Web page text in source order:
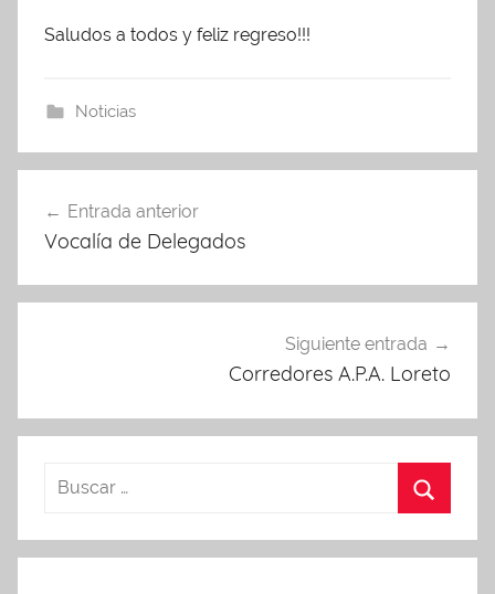
Saludos a todos y feliz regreso!!!
Noticias
de
Entrada anterior
Vocalía de Delegados
Siguiente entrada
Corredores A.P.A. Loreto